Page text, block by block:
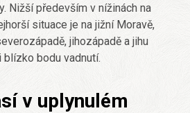
Nižší především v nížinách na
situace je na jižní Moravě,
jihozápadě a jihu
blízko bodu vadnutí.
v uplynulém